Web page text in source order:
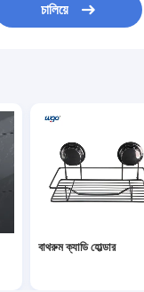
চালিয়ে
বাথরুম ক্যাডি হোল্ডার